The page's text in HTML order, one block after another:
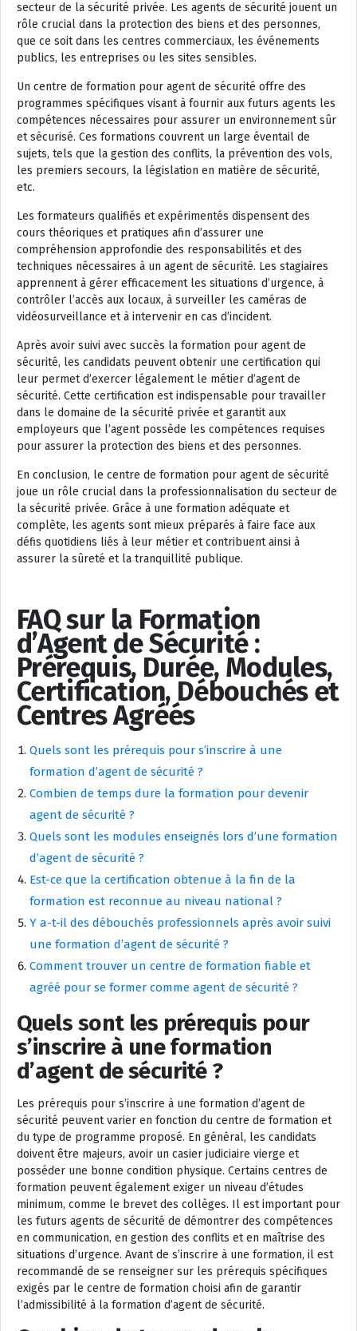
secteur de la sécurité privée. Les agents de sécurité jouent un
rôle crucial dans la protection des biens et des personnes,
que ce soit dans les centres commerciaux, les événements
publics, les entreprises ou les sites sensibles.
Un centre de formation pour agent de sécurité offre des
programmes spécifiques visant à fournir aux futurs agents les
compétences nécessaires pour assurer un environnement sûr
et sécurisé. Ces formations couvrent un large éventail de
sujets, tels que la gestion des conflits, la prévention des vols,
les premiers secours, la législation en matière de sécurité,
etc.
Les formateurs qualifiés et expérimentés dispensent des
cours théoriques et pratiques afin d’assurer une
compréhension approfondie des responsabilités et des
techniques nécessaires à un agent de sécurité. Les stagiaires
apprennent à gérer efficacement les situations d’urgence, à
contrôler l’accès aux locaux, à surveiller les caméras de
vidéosurveillance et à intervenir en cas d’incident.
Après avoir suivi avec succès la formation pour agent de
sécurité, les candidats peuvent obtenir une certification qui
leur permet d’exercer légalement le métier d’agent de
sécurité. Cette certification est indispensable pour travailler
dans le domaine de la sécurité privée et garantit aux
employeurs que l’agent possède les compétences requises
pour assurer la protection des biens et des personnes.
En conclusion, le centre de formation pour agent de sécurité
joue un rôle crucial dans la professionnalisation du secteur de
la sécurité privée. Grâce à une formation adéquate et
complète, les agents sont mieux préparés à faire face aux
défis quotidiens liés à leur métier et contribuent ainsi à
assurer la sûreté et la tranquillité publique.
FAQ sur la Formation
d’Agent de Sécurité :
Prérequis, Durée, Modules,
Certification, Débouchés et
Centres Agréés
Quels sont les prérequis pour s’inscrire à une
formation d’agent de sécurité ?
Combien de temps dure la formation pour devenir
agent de sécurité ?
Quels sont les modules enseignés lors d’une formation
d’agent de sécurité ?
Est-ce que la certification obtenue à la fin de la
formation est reconnue au niveau national ?
Y a-t-il des débouchés professionnels après avoir suivi
une formation d’agent de sécurité ?
Comment trouver un centre de formation fiable et
agréé pour se former comme agent de sécurité ?
Quels sont les prérequis pour
s’inscrire à une formation
d’agent de sécurité ?
Les prérequis pour s’inscrire à une formation d’agent de
sécurité peuvent varier en fonction du centre de formation et
du type de programme proposé. En général, les candidats
doivent être majeurs, avoir un casier judiciaire vierge et
posséder une bonne condition physique. Certains centres de
formation peuvent également exiger un niveau d’études
minimum, comme le brevet des collèges. Il est important pour
les futurs agents de sécurité de démontrer des compétences
en communication, en gestion des conflits et en maîtrise des
situations d’urgence. Avant de s’inscrire à une formation, il est
recommandé de se renseigner sur les prérequis spécifiques
exigés par le centre de formation choisi afin de garantir
l’admissibilité à la formation d’agent de sécurité.